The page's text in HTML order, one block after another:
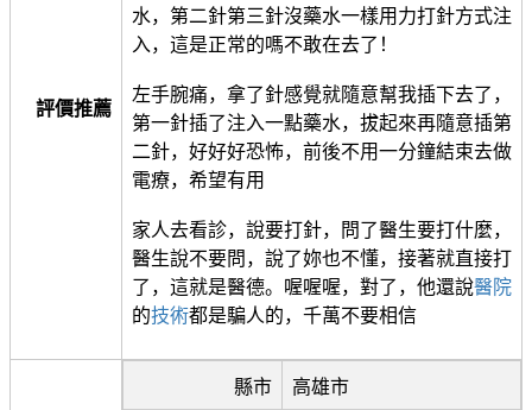
評價推薦
水，第二針第三針沒藥水一樣用力打針方式注
入，這是正常的嗎不敢在去了！
左手腕痛，拿了針感覺就隨意幫我插下去了，
第一針插了注入一點藥水，拔起來再隨意插第
二針，好好好恐怖，前後不用一分鐘結束去做
電療，希望有用
家人去看診，說要打針，問了醫生要打什麼，
醫生說不要問，說了妳也不懂，接著就直接打
了，這就是醫德。喔喔喔，對了，他還說醫院
的技術都是騙人的，千萬不要相信
縣市 高雄市